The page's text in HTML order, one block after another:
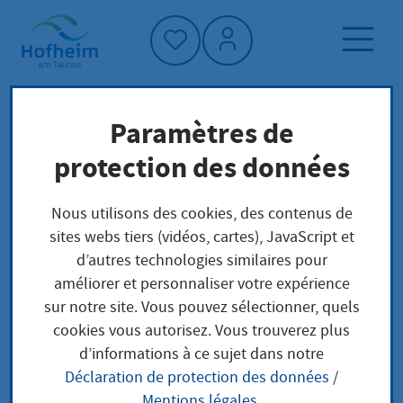
Accueil"
Page d'accueil
Trouver un service
Préoccupations locales
Erlaubnis zum Führen von Schreckschuss-,
Reizstoff- und Signalwaffen (Kleinen
Waffenschein) beantragen
Erlaubnis zum Führen
von Schreckschuss-,
Paramètres de
protection des données
Nous utilisons des cookies, des contenus de
sites webs tiers (vidéos, cartes), JavaScript et
d’autres technologies similaires pour
améliorer et personnaliser votre expérience
sur notre site. Vous pouvez sélectionner, quels
cookies vous autorisez. Vous trouverez plus
d’informations à ce sujet dans notre
Déclaration de protection des données /